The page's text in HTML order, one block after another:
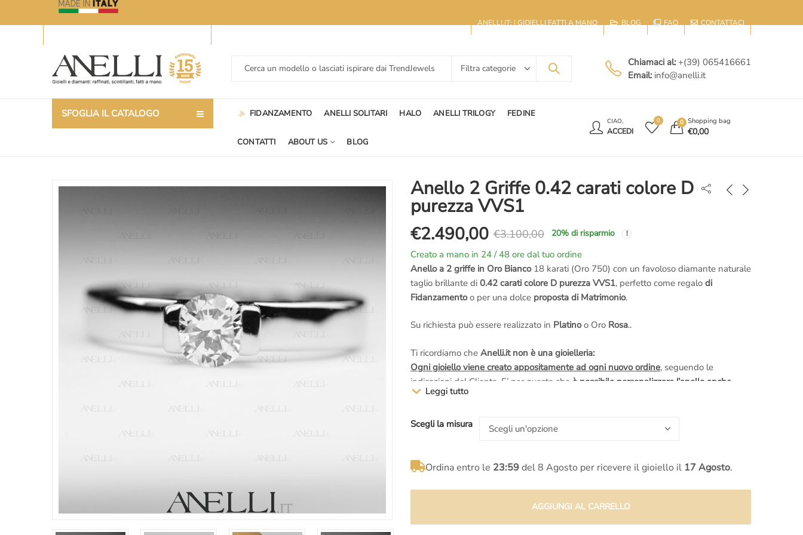
ANELLI.IT: I GIOIELLI FATTI A MANO BLOG FAQ CONTATTACI
Chiamaci al: +(39) 065416661
Email: info@anelli.it
SFOGLIA IL CATALOGO FIDANZAMENTO ANELLI SOLITARI HALO ANELLI TRILOGY FEDINE
CONTATTI ABOUT US BLOG
CIAO,
ACCEDI
0 0 Shopping bag
€0,00
Anello 2 Griffe 0.42 carati colore D
purezza VVS1
€3.100,00
Il
prezzo
originale
era:
€3.100,00.
€2.490,00
Il
prezzo
attuale
è:
€2.490,00.
20% di risparmio
Creato a mano in 24 / 48 ore dal tuo ordine
Anello a 2 griffe in Oro Bianco18 karati (Oro 750) con un favoloso diamante naturale
taglio brillante di 0.42 carati colore D purezza VVS1, perfetto come regalo di
Fidanzamentoo per una dolce proposta di Matrimonio.
Su richiesta può essere realizzato in Platinoo Oro Rosa..
Ti ricordiamo che Anelli.it non è una gioielleria:
Ogni gioiello viene creato appositamente ad ogni nuovo ordine, seguendo le
indicazioni del Cliente. E’ per questo che è possibile personalizzare l’anello anche
modificandone la caratura
nostra e-mailinfo@anelli.it oppure chiama il nostro laboratorio orafo
Vuoi provare un’esperienza davvero unica? Prenota una visita nel nostro laboratorio
Nessun problema, faremo noi le fotografie della lavorazione
e le invieremo alla tua e-mail, saranno untocco specialeda aggiungere al tuo regalo,
Leggi tutto
Scegli la misura
Ordina entro le 23:59del 8 Agosto per ricevere il gioiello il 17 Agosto.
AGGIUNGI AL CARRELLO